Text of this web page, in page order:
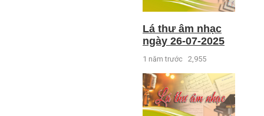
Lá thư âm nhạc
ngày 26-07-2025
1 năm trước 2,955